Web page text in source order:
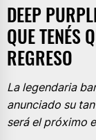
DEEP
QUE TENÉS
REGRESO
La legendaria
anunciado su
será el próximo